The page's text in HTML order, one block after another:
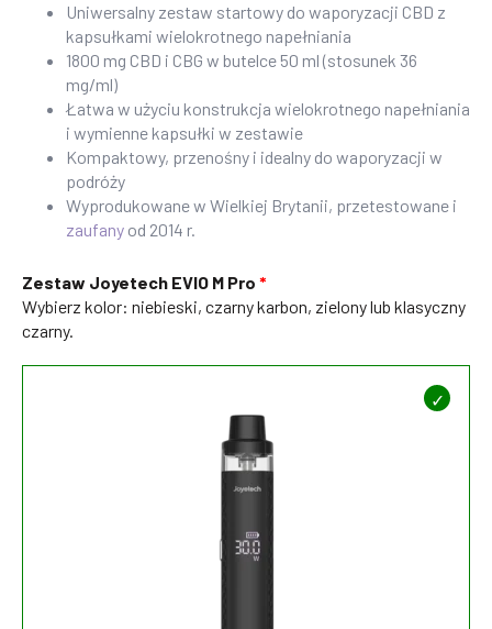
Uniwersalny zestaw startowy do waporyzacji CBD z
kapsułkami wielokrotnego napełniania
1800 mg CBD i CBG w butelce 50 ml (stosunek 36
mg/ml)
Łatwa w użyciu konstrukcja wielokrotnego napełniania
i wymienne kapsułki w zestawie
Kompaktowy, przenośny i idealny do waporyzacji w
podróży
Wyprodukowane w Wielkiej Brytanii, przetestowane i
zaufany od 2014 r.
Zestaw Joyetech EVIO M Pro
Wybierz kolor: niebieski, czarny karbon, zielony lub klasyczny
czarny.